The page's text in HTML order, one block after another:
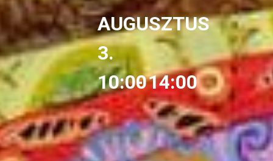
AUGUSZTUS
3.
10:00- 14:00